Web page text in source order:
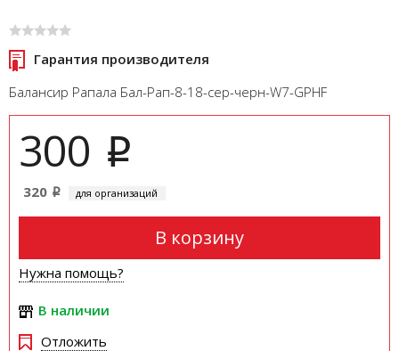
Гарантия производителя
Балансир Рапала Бал-Рап-8-18-сер-черн-W7-GPHF
300 i
320 i для организаций
В корзину
Нужна помощь?
В наличии
Отложить